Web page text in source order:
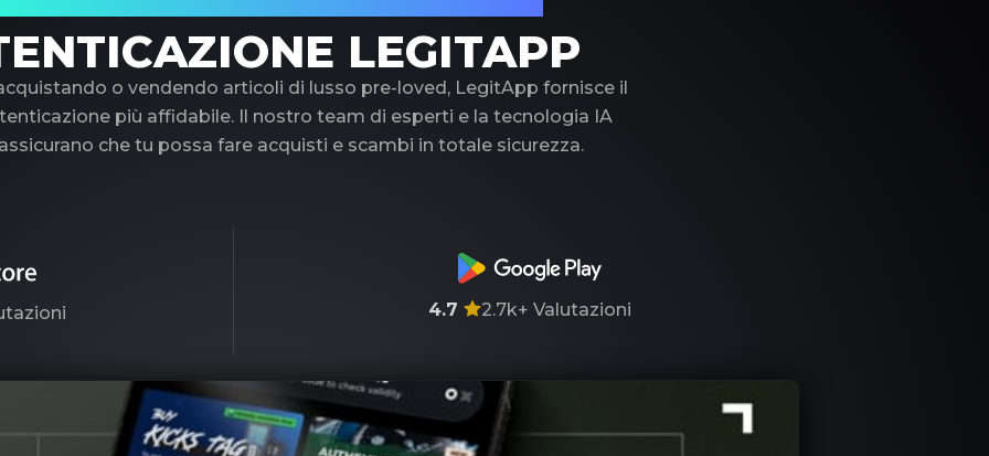
LEGITAPP
o vendendo articoli di lusso pre-loved, LegitApp fornisce il
più affidabile. Il nostro team di esperti e la tecnologia IA
che tu possa fare acquisti e scambi in totale sicurezza.
4.7 2.7k+ Valutazioni